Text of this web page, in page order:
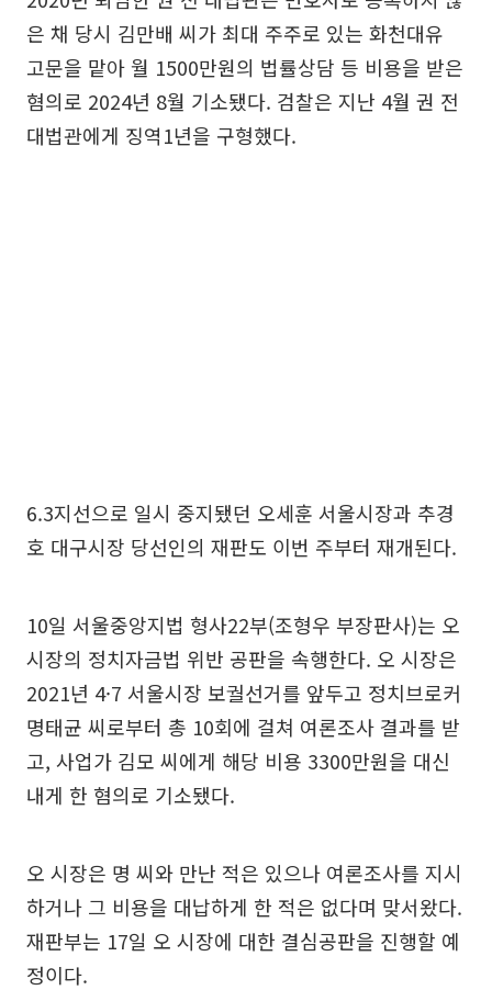
은 채 당시 김만배 씨가 최대 주주로 있는 화천대유
고문을 맡아 월 1500만원의 법률상담 등 비용을 받은
혐의로 2024년 8월 기소됐다. 검찰은 지난 4월 권 전
대법관에게 징역1년을 구형했다.
6.3지선으로 일시 중지됐던 오세훈 서울시장과 추경
호 대구시장 당선인의 재판도 이번 주부터 재개된다.
10일 서울중앙지법 형사22부(조형우 부장판사)는 오
시장의 정치자금법 위반 공판을 속행한다. 오 시장은
2021년 4·7 서울시장 보궐선거를 앞두고 정치브로커
명태균 씨로부터 총 10회에 걸쳐 여론조사 결과를 받
고, 사업가 김모 씨에게 해당 비용 3300만원을 대신
내게 한 혐의로 기소됐다.
오 시장은 명 씨와 만난 적은 있으나 여론조사를 지시
하거나 그 비용을 대납하게 한 적은 없다며 맞서왔다.
재판부는 17일 오 시장에 대한 결심공판을 진행할 예
정이다.